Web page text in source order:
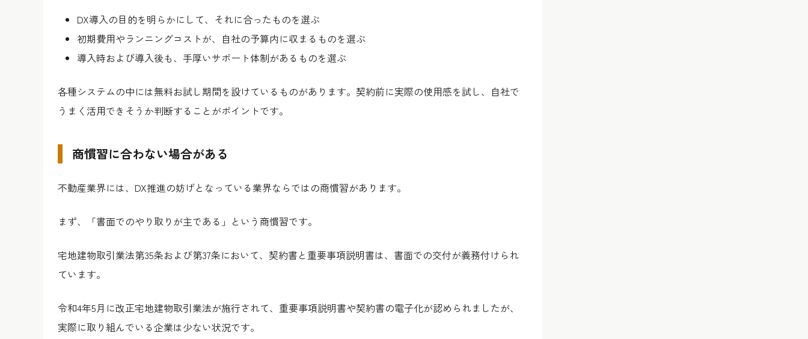
DX導入の目的を明らかにして、それに合ったものを選ぶ
初期費用やランニングコストが、自社の予算内に収まるものを選ぶ
導入時および導入後も、手厚いサポート体制があるものを選ぶ
各種システムの中には無料お試し期間を設けているものがあります。契約前に実際の使用感を試し、自社で
うまく活用できそうか判断することがポイントです。
商慣習に合わない場合がある
不動産業界には、DX推進の妨げとなっている業界ならではの商慣習があります。
まず、「書面でのやり取りが主である」という商慣習です。
宅地建物取引業法第35条および第37条において、契約書と重要事項説明書は、書面での交付が義務付けられ
ています。
令和4年5月に改正宅地建物取引業法が施行されて、重要事項説明書や契約書の電子化が認められましたが、
実際に取り組んでいる企業は少ない状況です。